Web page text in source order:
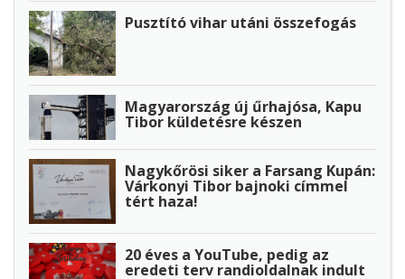
Pusztító vihar utáni összefogás
Magyarország új űrhajósa, Kapu
Tibor küldetésre készen
Nagykőrösi siker a Farsang Kupán:
Várkonyi Tibor bajnoki címmel
tért haza!
20 éves a YouTube, pedig az
eredeti terv randioldalnak indult